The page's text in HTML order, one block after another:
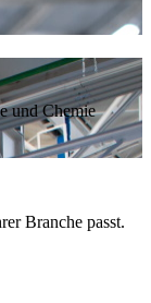
und Chemie
Branche passt.